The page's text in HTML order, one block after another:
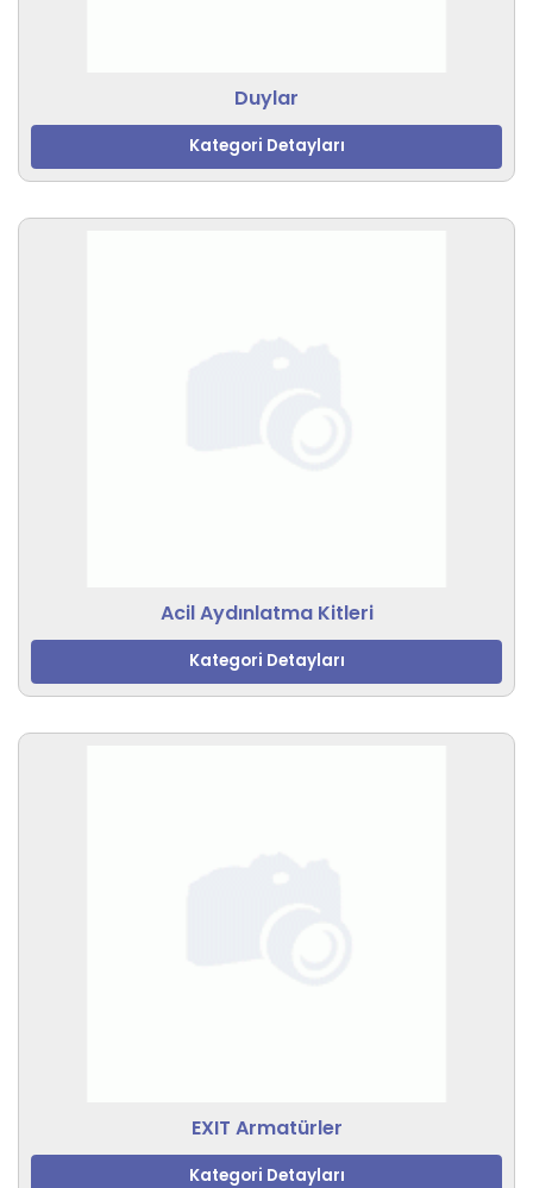
Duylar
Kategori Detayları
Acil Aydınlatma Kitleri
Kategori Detayları
EXIT Armatürler
Kategori Detayları